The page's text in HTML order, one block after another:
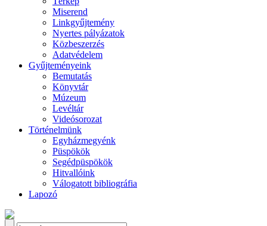
Miserend
Linkgyűjtemény
Nyertes pályázatok
Közbeszerzés
Adatvédelem
Gyűjteményeink
Bemutatás
Könyvtár
Múzeum
Levéltár
Videósorozat
Történelmünk
Egyházmegyénk
Püspökök
Segédpüspökök
Hitvallóink
Válogatott bibliográfia
Lapozó